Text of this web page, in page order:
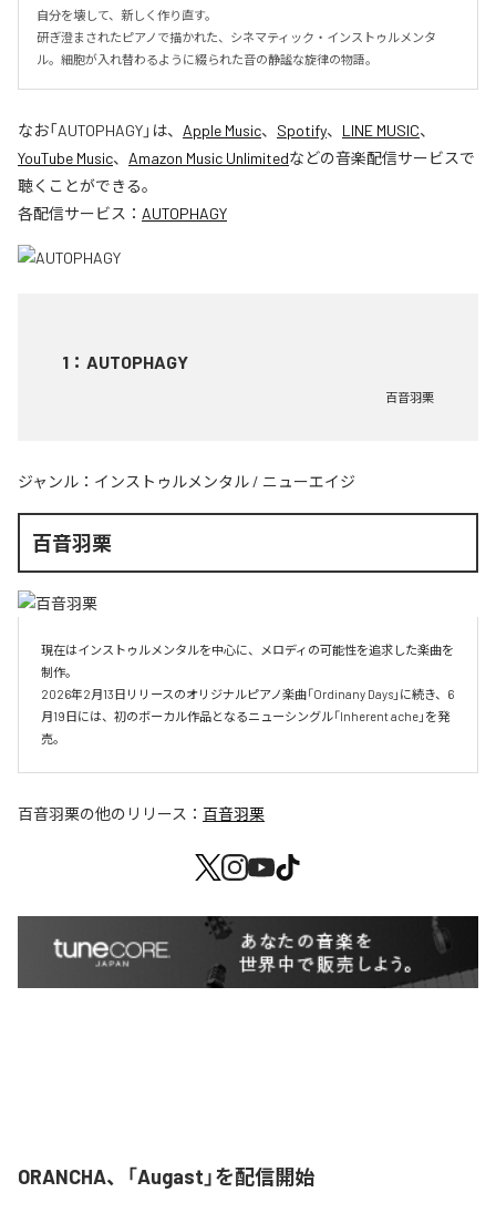
自分を壊して、新しく作り直す。
研ぎ澄まされたピアノで描かれた、シネマティック・インストゥルメンタ
ル。細胞が入れ替わるように綴られた音の静謐な旋律の物語。
なお「AUTOPHAGY」は、 Apple Music、 Spotify、 LINE MUSIC、
YouTube Music、 Amazon Music Unlimitedなどの音楽配信サービスで
聴くことができる。
各配信サービス： AUTOPHAGY
1 ： AUTOPHAGY
百音羽栗
ジャンル： インストゥルメンタル / ニューエイジ
百音羽栗
現在はインストゥルメンタルを中心に、メロディの可能性を追求した楽曲を
制作。
2026年2月13日リリースのオリジナルピアノ楽曲「Ordinany Days」に続き、6
月19日には、初のボーカル作品となるニューシングル「Inherent ache」を発
売。
百音羽栗の他のリリース： 百音羽栗
ORANCHA、「Augast」を配信開始